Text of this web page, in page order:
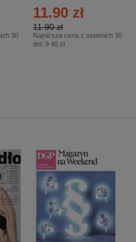
30
11.90 zł
11.90 zł
Najniższa cena z ostatnich 30
dni: 9.40 zł